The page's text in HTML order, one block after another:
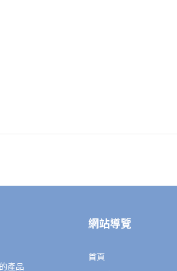
產品
網站導覽
首頁